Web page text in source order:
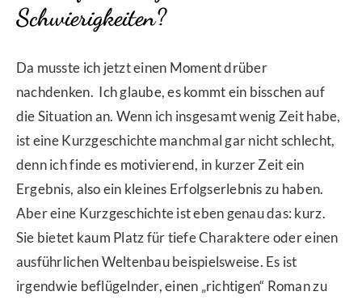
Schwierigkeiten?
Da musste ich jetzt einen Moment drüber
nachdenken. Ich glaube, es kommt ein bisschen auf
die Situation an. Wenn ich insgesamt wenig Zeit habe,
ist eine Kurzgeschichte manchmal gar nicht schlecht,
denn ich finde es motivierend, in kurzer Zeit ein
Ergebnis, also ein kleines Erfolgserlebnis zu haben.
Aber eine Kurzgeschichte ist eben genau das: kurz.
Sie bietet kaum Platz für tiefe Charaktere oder einen
ausführlichen Weltenbau beispielsweise. Es ist
irgendwie beflügelnder, einen „richtigen“ Roman zu